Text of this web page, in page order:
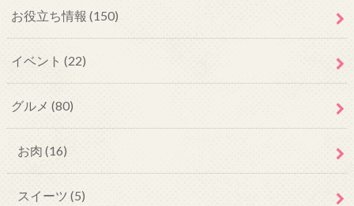
お役立ち情報 (150)
イベント (22)
グルメ (80)
お肉 (16)
スイーツ (5)